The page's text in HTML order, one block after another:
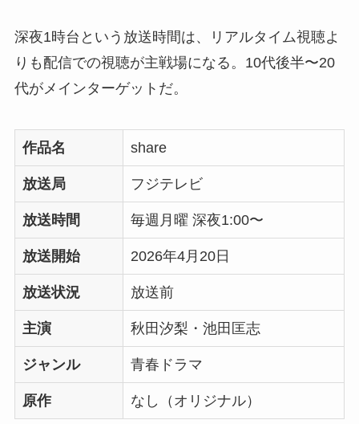
深夜1時台という放送時間は、リアルタイム視聴よ
りも配信での視聴が主戦場になる。10代後半〜20
代がメインターゲットだ。
作品名 share
放送局 フジテレビ
放送時間 毎週月曜 深夜1:00〜
放送開始 2026年4月20日
放送状況 放送前
主演 秋田汐梨・池田匡志
ジャンル 青春ドラマ
原作 なし（オリジナル）